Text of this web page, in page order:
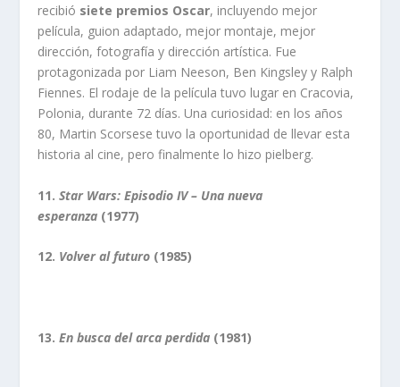
recibió siete premios Oscar, incluyendo mejor
película, guion adaptado, mejor montaje, mejor
dirección, fotografía y dirección artística. Fue
protagonizada por Liam Neeson, Ben Kingsley y Ralph
Fiennes. El rodaje de la película tuvo lugar en Cracovia,
Polonia, durante 72 días. Una curiosidad: en los años
80, Martin Scorsese tuvo la oportunidad de llevar esta
historia al cine, pero finalmente lo hizo pielberg.
11.Star Wars: Episodio IV – Una nueva
esperanza (1977)
12. Volver al futuro (1985)
13.En busca del arca perdida (1981)